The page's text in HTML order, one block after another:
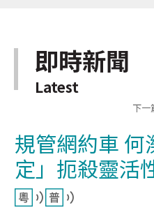
即時新聞
Latest
下一
規管網約車
定」扼殺靈活